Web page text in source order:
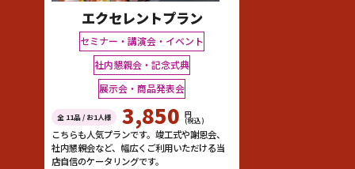
エクセレントプラン
セミナー・講演会・イベント
社内懇親会・記念式典
展示会・商品発表会
全 11品 / お1人様 3,850 円
(税込)
こちらも人気プランです。竣工式や謝恩会、
社内懇親会など、幅広くご利用いただける当
店自信のケータリングです。